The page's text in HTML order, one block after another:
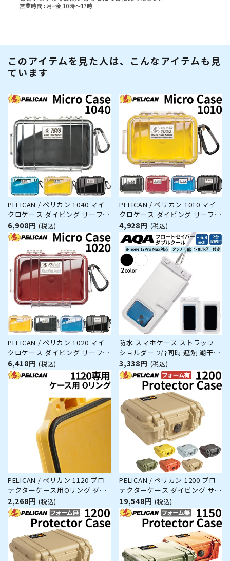
このアイテムを見た人は、こんなアイテムも見
ています
PELICAN / ペリカン 1040 マイ
クロケース ダイビング サーフィ
ン アウトドア キャンプ 釣り カ
メラ 精密機器 防水 防塵 耐衝撃
6,908円 (税込)
PELICAN / ペリカン 1010 マイ
クロケース ダイビング サーフィ
ン アウトドア キャンプ 釣り カ
メラ 精密機器 防水 防塵 耐衝撃
4,928円 (税込)
PELICAN / ペリカン 1020 マイ
クロケース ダイビング サーフィ
ン アウトドア キャンプ 釣り カ
メラ 精密機器 防水 防塵 耐衝撃
6,418円 (税込)
防水 スマホケース ストラップ
ショルダー 2台同時 遮熱 潮干狩
りFLOAT SAVER Double COOL
マリン用品 小物入れ シュノーケ
リング 海水浴 ビーチ レジャー
AQA 海遊び 南国旅行 旅行 沖
縄 iphone17 Android アン
3,338円 (税込)
PELICAN / ペリカン 1120 プロ
テクターケース用Oリング ダイ
ビング サーフィン アウトドア
キャンプ 釣り カメラ 精密機器
防水 防塵 耐衝撃
2,268円 (税込)
PELICAN / ペリカン 1200 プロ
テクターケース ダイビング サー
フィン アウトドア キャンプ 釣
り カメラ 精密機器 防水 防塵 耐
衝撃
19,548円 (税込)